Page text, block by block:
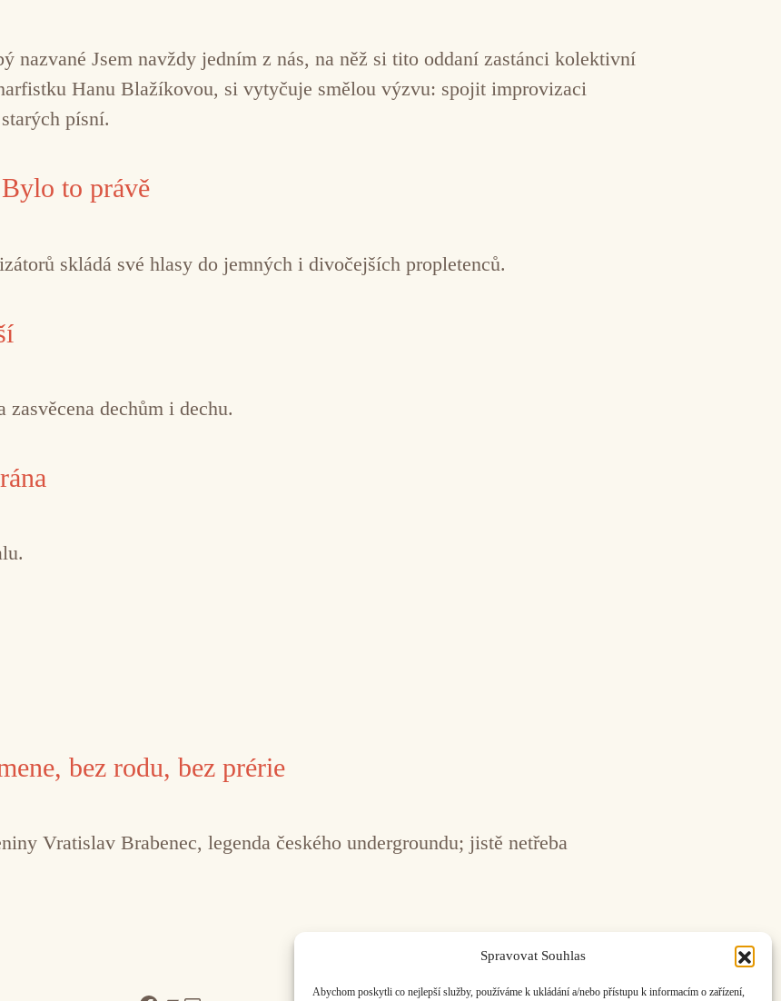
Spravovat Souhlas
Abychom poskytli co nejlepší služby, používáme k ukládání a/nebo přístupu k informacím o zařízení,
nazvané Jsem navždy jedním z nás, na něž si tito oddaní zastánci kolektivní
Hanu Blažíkovou, si vytyčuje smělou výzvu: spojit improvizaci
písní.
to právě
skládá své hlasy do jemných i divočejších propletenců.
dechům i dechu.
bez rodu, bez prérie
Vratislav Brabenec, legenda českého undergroundu; jistě netřeba